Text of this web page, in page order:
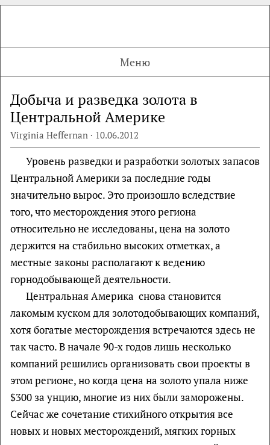
Меню
Добыча и разведка золота в
Центральной Америке
Virginia Heffernan · 10.06.2012
Уровень разведки и разработки золотых запасов
Центральной Америки за последние годы
значительно вырос. Это произошло вследствие
того, что месторождения этого региона
относительно не исследованы, цена на золото
держится на стабильно высоких отметках, а
местные законы располагают к ведению
горнодобывающей деятельности.
Центральная Америка снова становится
лакомым куском для золотодобывающих компаний,
хотя богатые месторождения встречаются здесь не
так часто. В начале 90-х годов лишь несколько
компаний решились организовать свои проекты в
этом регионе, но когда цена на золото упала ниже
$300 за унцию, многие из них были заморожены.
Сейчас же сочетание стихийного открытия все
новых и новых месторождений, мягких горных